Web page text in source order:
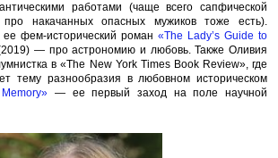
работами (чаще всего сапфической
про накачанных опасных мужиков тоже есть).
фем-исторический роман «The Lady’s Guide to
— про астрономию и любовь. Также Оливия
в «The New York Times Book Review», где
тему разнообразия в любовном историческом
— ее первый заход на поле научной